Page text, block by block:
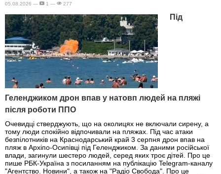
05.08.2026 — 1 — 277
Під
Геленджиком дрон впав у натовп людей на пляжі
після роботи ППО
Очевидці стверджують, що на околицях не включали сирену, а
тому люди спокійно відпочивали на пляжах. Під час атаки
безпілотників на Краснодарський край 3 серпня дрон впав на
пляж в Архіпо-Осипівці під Геленджиком. За даними російської
влади, загинули шестеро людей, серед яких троє дітей. Про це
пише РБК-Україна з посиланням на публікацію Telegram-каналу
"Агентство. Новини", а також на "Радіо Свобода". Про це